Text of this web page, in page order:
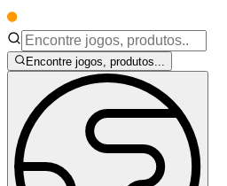
Encontre jogos, produtos...